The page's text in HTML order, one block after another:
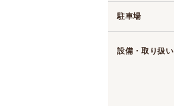
駐車場
設備・取り扱い